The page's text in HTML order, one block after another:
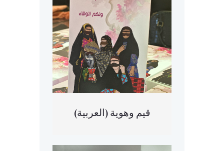
(العربية) قيم وهوية